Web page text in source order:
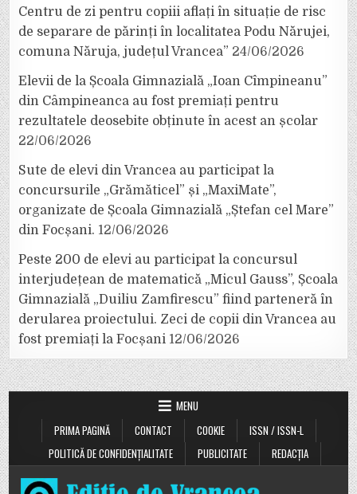
Centru de zi pentru copiii aflați în situație de risc
de separare de părinți în localitatea Podu Nărujei,
comuna Năruja, județul Vrancea” 24/06/2026
Elevii de la Școala Gimnazială „Ioan Cîmpineanu”
din Câmpineanca au fost premiați pentru
rezultatele deosebite obținute în acest an școlar
22/06/2026
Sute de elevi din Vrancea au participat la
concursurile „Grămăticel” și „MaxiMate”,
organizate de Școala Gimnazială „Ștefan cel Mare”
din Focșani. 12/06/2026
Peste 200 de elevi au participat la concursul
interjudețean de matematică „Micul Gauss”, Școala
Gimnazială „Duiliu Zamfirescu” fiind parteneră în
derularea proiectului. Zeci de copii din Vrancea au
fost premiați la Focșani 12/06/2026
MENU
PRIMA PAGINĂ
CONTACT COOKIE
ISSN / ISSN-L
POLITICĂ DE CONFIDENȚIALITATE
PUBLICITATE REDACȚIA